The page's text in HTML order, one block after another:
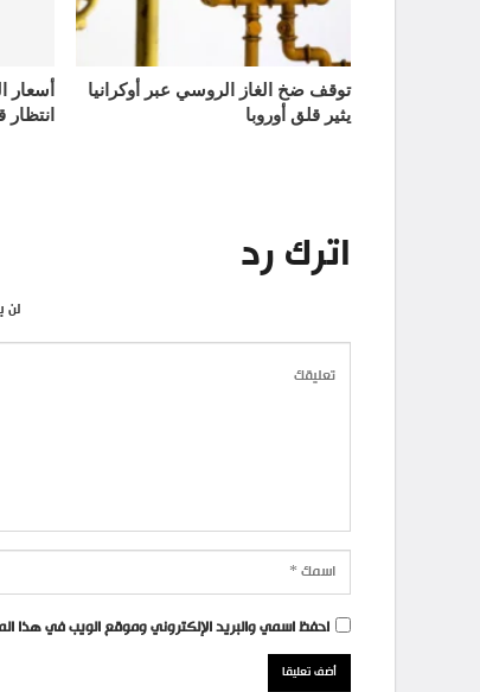
توقف ضخ الغاز الروسي عبر أوكرانيا
يثير قلق أوروبا
اترك رد
لن
احفظ اسمي والبريد الإلكتروني وموقع الويب في هذا